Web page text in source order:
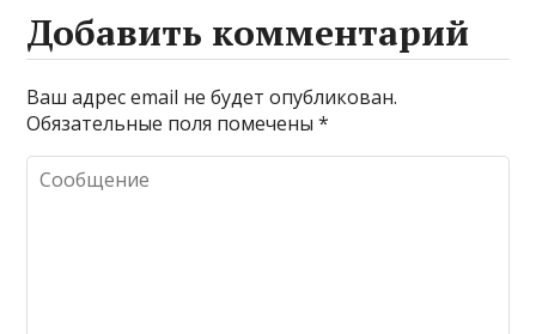
Добавить комментарий
Ваш адрес email не будет опубликован.
Обязательные поля помечены*